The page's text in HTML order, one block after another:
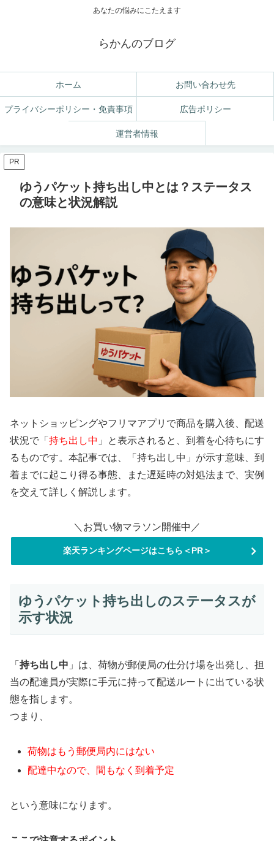
あなたの悩みにこたえます
らかんのブログ
ホーム お問い合わせ先
プライバシーポリシー・免責事項 広告ポリシー
運営者情報
PR
ゆうパケット持ち出し中とは？ステータス
の意味と状況解説
ネットショッピングやフリマアプリで商品を購入後、配送
状況で「 持ち出し中 」と表示されると、到着を心待ちにす
るものです。本記事では、「持ち出し中」が示す意味、到
着までに起こり得る事態、また遅延時の対処法まで、実例
を交えて詳しく解説します。
＼お買い物マラソン開催中／
楽天ランキングページはこちら＜PR＞
ゆうパケット持ち出しのステータスが
示す状況
「 持ち出し中 」は、荷物が郵便局の仕分け場を出発し、担
当の配達員が実際に手元に持って配送ルートに出ている状
態を指します。
つまり、
荷物はもう郵便局内にはない
配達中なので、間もなく到着予定
という意味になります。